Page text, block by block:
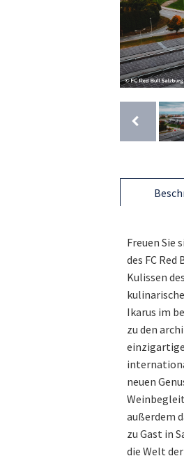
Freuen Sie
des FC
Kulissen
Ikarus im
zu den
neuen
außerdem
zu Gast in
die Welt